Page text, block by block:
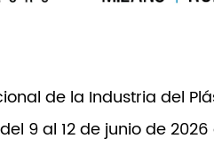
de la Industria del
9 al 12 de junio de 2026